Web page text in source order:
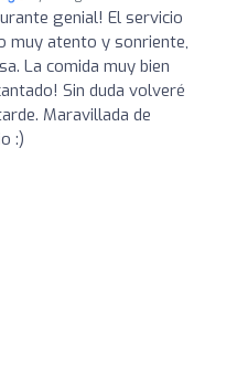
genial! El servicio
muy atento y sonriente,
La comida muy bien
Sin duda volveré
Maravillada de
:)